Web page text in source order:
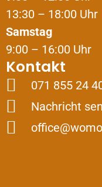
13:30 – 18:00 Uhr
Samstag
9:00 – 16:00 Uhr
Kontakt
071 855 24
Nachricht